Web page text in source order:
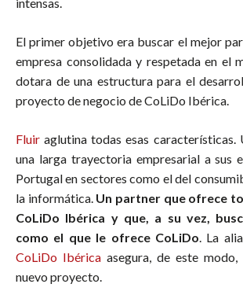
El primer objetivo era buscar el mejor
empresa consolidada y respetada en el
dotara de una estructura para el
proyecto de negocio de CoLiDo Ibérica.
Fluir aglutina todas esas características.
una larga trayectoria empresarial a sus
Portugal en sectores como el del
la informática. Un partner que ofrece
CoLiDo Ibérica y que, a su vez,
como el que le ofrece CoLiDo . La
CoLiDo Ibérica asegura, de este
nuevo proyecto.